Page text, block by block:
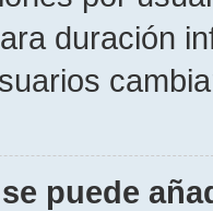
duración
puede